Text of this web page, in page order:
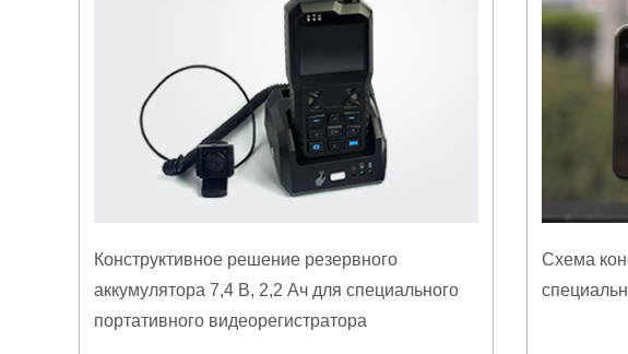
Конструктивное решение резервного
аккумулятора 7,4 В, 2,2 Ач для специального
портативного видеорегистратора
Схема